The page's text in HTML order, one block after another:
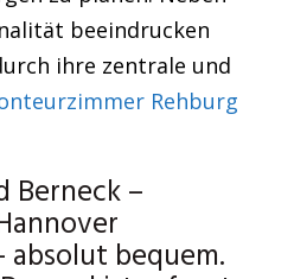
beeindrucken
ihre zentrale und
Rehburg
Berneck –
absolut bequem.